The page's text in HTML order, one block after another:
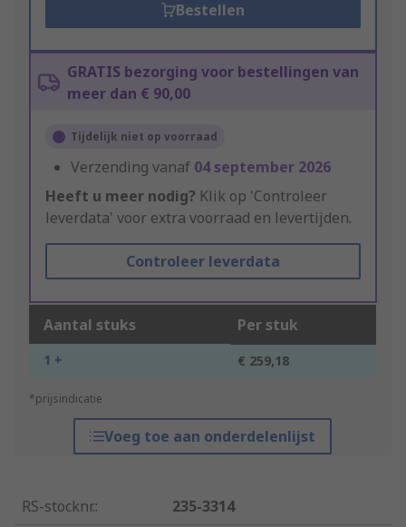
Bestellen
GRATIS bezorging voor bestellingen van
meer dan € 90,00
Tijdelijk niet op voorraad
Verzending vanaf 04 september 2026
Heeft u meer nodig? Klik op 'Controleer
leverdata' voor extra voorraad en levertijden.
Controleer leverdata
Aantal stuks Per stuk
1 + € 259,18
*prijsindicatie
Voeg toe aan onderdelenlijst
RS-stocknr.:
235-3314